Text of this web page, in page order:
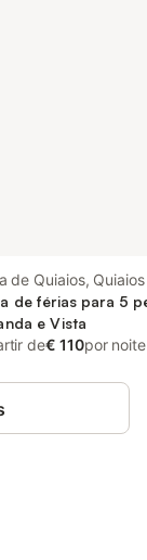
de Quiaios, Quiaios
de férias para 5
e Vista
de€ 110por noite